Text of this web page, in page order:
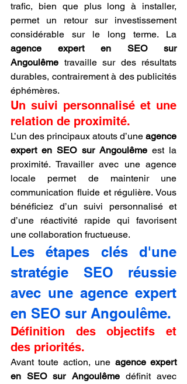
trafic, bien que plus long à installer,
permet un retour sur investissement
agence expert en SEO sur
Angoulême travaille sur des résultats
durables, contrairement à des publicités
éphémères.
Un suivi personnalisé et une
relation de proximité.
L’un des principaux atouts d’une agence
expert en SEO sur Angoulême est la
proximité. Travailler avec une agence
locale permet de maintenir une
communication fluide et régulière. Vous
bénéficiez d’un suivi personnalisé et
d’une réactivité rapide qui favorisent
une collaboration fructueuse.
Les étapes clés d'une
stratégie SEO réussie
avec une agence expert
en SEO sur Angoulême.
Définition des objectifs et
des priorités.
Avant toute action, une agence expert
en SEO sur Angoulême définit avec